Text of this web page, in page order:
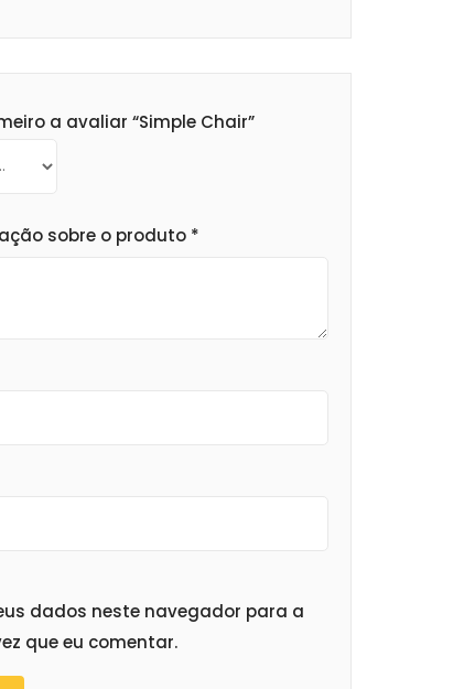
a avaliar “Simple Chair”
sobre o produto *
dados neste navegador para a
que eu comentar.